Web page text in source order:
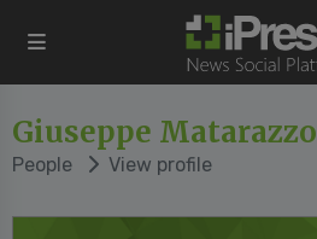
Giuseppe Matarazzo
People View profile